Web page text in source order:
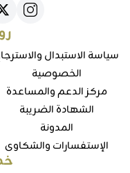
سياسة الاستبدال
الخصوصية
مركز الدعم والمساعدة
الشهادة الضريبة
المدونة
الإستفسارات والشكاوي